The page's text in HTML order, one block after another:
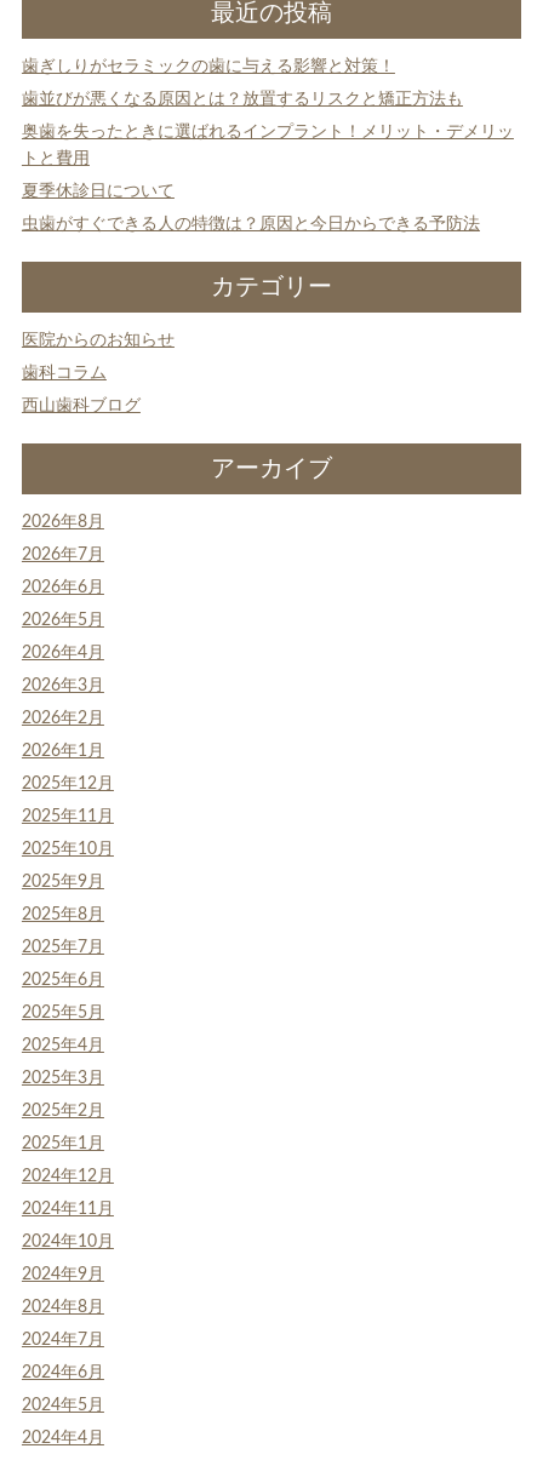
最近の投稿
歯ぎしりがセラミックの歯に与える影響と対策！
歯並びが悪くなる原因とは？放置するリスクと矯正方法も
奥歯を失ったときに選ばれるインプラント！メリット・デメリッ
トと費用
夏季休診日について
虫歯がすぐできる人の特徴は？原因と今日からできる予防法
カテゴリー
医院からのお知らせ
歯科コラム
西山歯科ブログ
アーカイブ
2026年8月
2026年7月
2026年6月
2026年5月
2026年4月
2026年3月
2026年2月
2026年1月
2025年12月
2025年11月
2025年10月
2025年9月
2025年8月
2025年7月
2025年6月
2025年5月
2025年4月
2025年3月
2025年2月
2025年1月
2024年12月
2024年11月
2024年10月
2024年9月
2024年8月
2024年7月
2024年6月
2024年5月
2024年4月